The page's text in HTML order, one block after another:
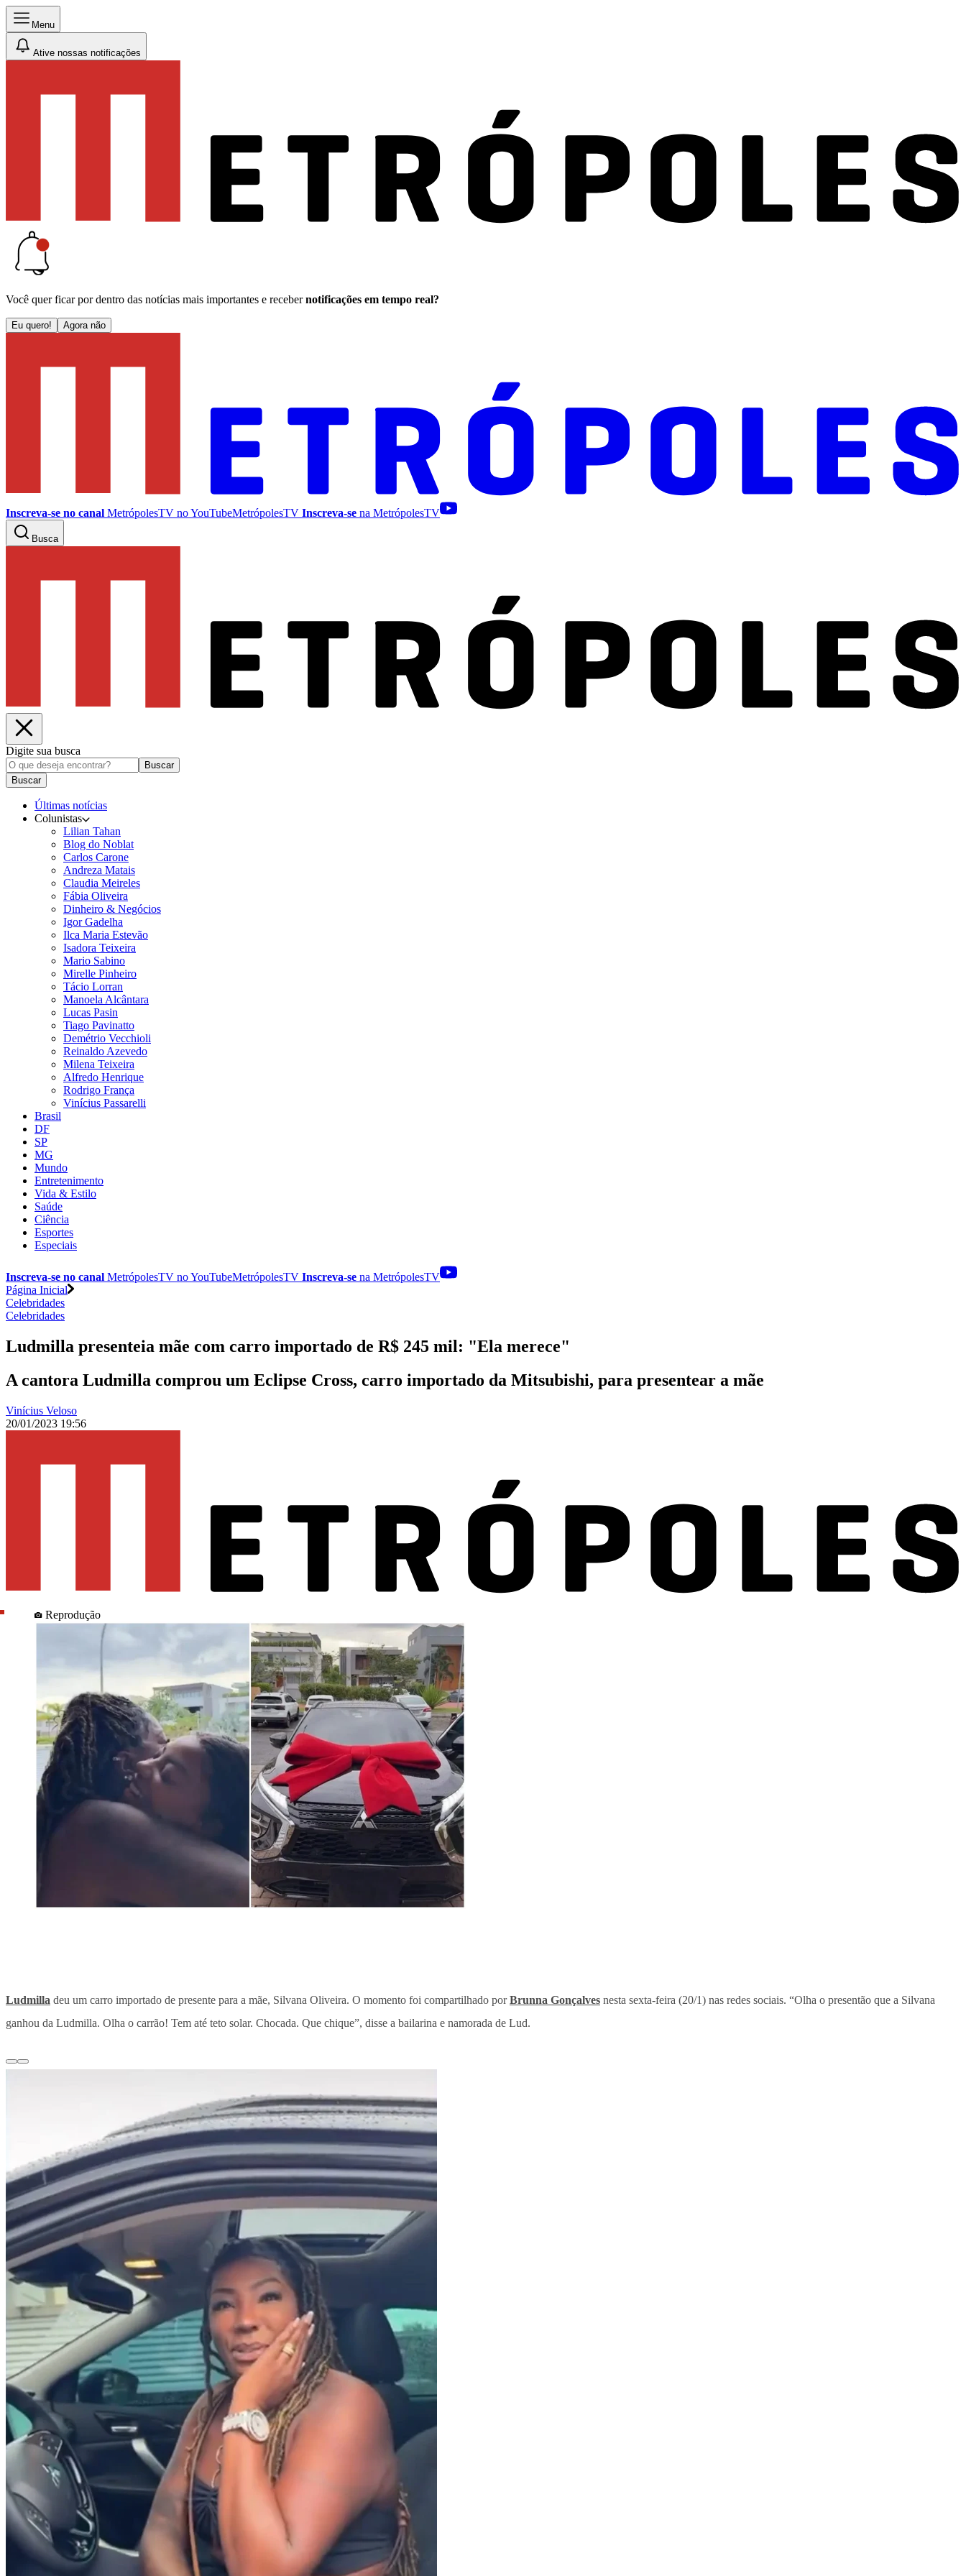
Menu
Ative nossas notificações
Você quer ficar por dentro das notícias mais importantes e receber notificações em tempo real?
Eu quero! Agora não
Inscreva-se no canal MetrópolesTV noYouTubeMetrópolesTV Inscreva-se na MetrópolesTV
Busca
Digite sua busca
Buscar
Buscar
Últimas notícias
Colunistas
Lilian Tahan
Blog do Noblat
Carlos Carone
Andreza Matais
Claudia Meireles
Fábia Oliveira
Dinheiro & Negócios
Igor Gadelha
Ilca Maria Estevão
Isadora Teixeira
Mario Sabino
Mirelle Pinheiro
Tácio Lorran
Manoela Alcântara
Lucas Pasin
Tiago Pavinatto
Demétrio Vecchioli
Reinaldo Azevedo
Milena Teixeira
Alfredo Henrique
Rodrigo França
Vinícius Passarelli
Brasil
DF
SP
MG
Mundo
Entretenimento
Vida & Estilo
Saúde
Ciência
Esportes
Especiais
Inscreva-se no canal MetrópolesTV noYouTubeMetrópolesTV Inscreva-se na MetrópolesTV
Página Inicial
Celebridades
Celebridades
Ludmilla presenteia mãe com carro importado de R$ 245 mil: "Ela merece"
A cantora Ludmilla comprou um Eclipse Cross, carro importado da Mitsubishi, para presentear a mãe
Vinícius Veloso
20/01/2023 19:56
Reprodução
Ludmilla deu um carro importado de presente para a mãe, Silvana Oliveira. O momento foi compartilhado porBrunna Gonçalves nesta sexta-feira (20/1) nas redes sociais. “Olha o presentão que a Silvana
ganhou da Ludmilla. Olha o carrão! Tem até teto solar. Chocada. Que chique”, disse a bailarina e namorada de Lud.